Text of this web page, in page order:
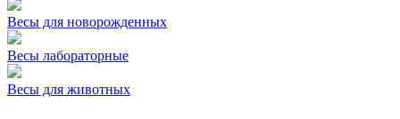
Весы для новорожденных
Весы лабораторные
Весы для животных